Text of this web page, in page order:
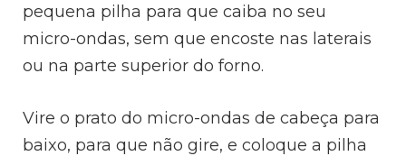
pequena pilha para que caiba no seu
micro-ondas, sem que encoste nas laterais
ou na parte superior do forno.
Vire o prato do micro-ondas de cabeça para
baixo, para que não gire, e coloque a pilha